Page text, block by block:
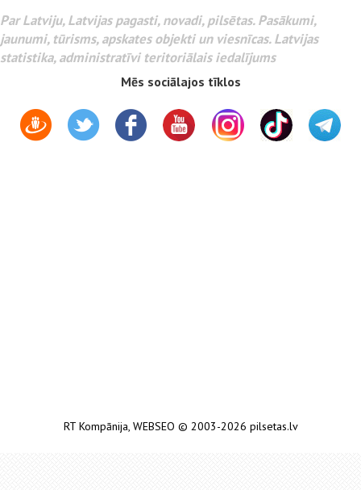
Par Latviju, Latvijas pagasti, novadi, pilsētas. Pasākumi,
jaunumi, tūrisms, apskates objekti un viesnīcas. Latvijas
statistika, administratīvi teritoriālais iedalījums
Mēs sociālajos tīklos
RT Kompānija, WEBSEO © 2003-2026 pilsetas.lv